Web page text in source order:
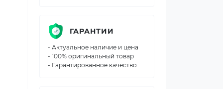
ГАРАНТИИ
- Актуальное наличие и цена
- 100% оригинальный товар
- Гарантированное качество